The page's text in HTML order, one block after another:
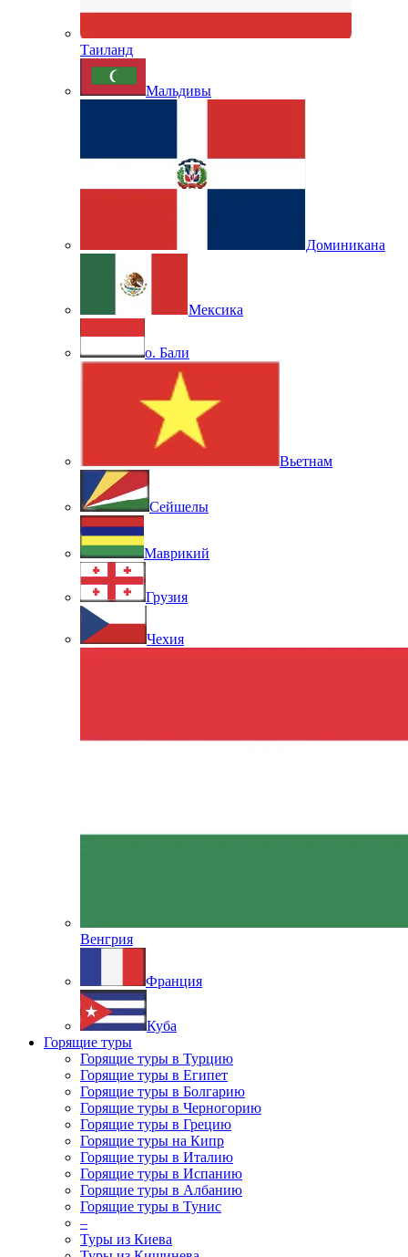
Таиланд
Мальдивы
Доминикана
Мексика
о. Бали
Вьетнам
Сейшелы
Маврикий
Грузия
Чехия
Венгрия
Франция
Куба
Горящие туры
Горящие туры в Турцию
Горящие туры в Египет
Горящие туры в Болгарию
Горящие туры в Черногорию
Горящие туры в Грецию
Горящие туры на Кипр
Горящие туры в Италию
Горящие туры в Испанию
Горящие туры в Албанию
Горящие туры в Тунис
–
Туры из Киева